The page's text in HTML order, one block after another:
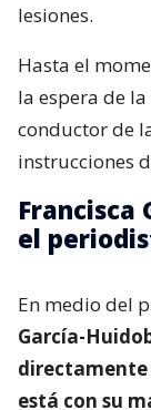
lesiones.
Hasta el
la espera de
conductor de
instrucciones
Francisca
el
En medio del
García-
directamente
está con su